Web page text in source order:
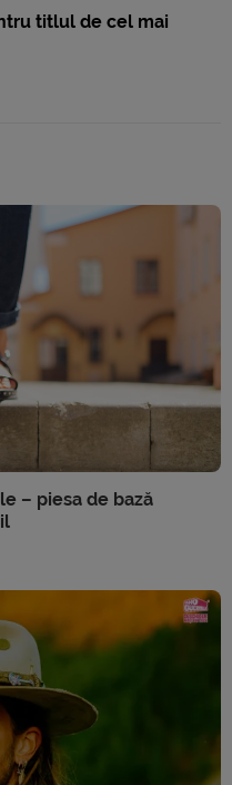
titlul de cel mai
– piesa de bază